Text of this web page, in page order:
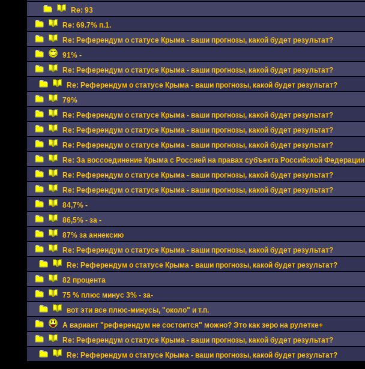
Re: 93
Re: 69.7% п.1.
Re: Референдум о статусе Крыма - ваши прогнозы, какой будет результат?
91% -
Re: Референдум о статусе Крыма - ваши прогнозы, какой будет результат?
Re: Референдум о статусе Крыма - ваши прогнозы, какой будет результат?
79%
Re: Референдум о статусе Крыма - ваши прогнозы, какой будет результат?
Re: Референдум о статусе Крыма - ваши прогнозы, какой будет результат?
Re: Референдум о статусе Крыма - ваши прогнозы, какой будет результат?
Re: За воссоединение Крыма с Россией на правах субъекта Российской Федерации
Re: Референдум о статусе Крыма - ваши прогнозы, какой будет результат?
Re: Референдум о статусе Крыма - ваши прогнозы, какой будет результат?
84,7% -
86,5% - за -
87% за аннексию
Re: Референдум о статусе Крыма - ваши прогнозы, какой будет результат?
Re: Референдум о статусе Крыма - ваши прогнозы, какой будет результат?
82 процента
75 % плюс минус 3% - за-
вот эти все плюс-минусы, "около" и т.п.
А вариант "референдум не состоится" можно? Это как зеро на рулетке+
Re: Референдум о статусе Крыма - ваши прогнозы, какой будет результат?
Re: Референдум о статусе Крыма - ваши прогнозы, какой будет результат?